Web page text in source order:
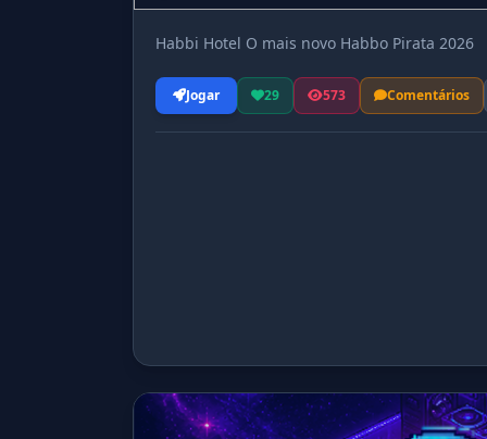
Habbi Hotel O mais novo Habbo Pirata 2026
Jogar 29 573 Comentários